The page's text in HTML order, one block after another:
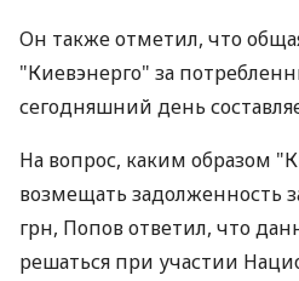
Он также отметил, что
"Киевэнерго" за
сегодняшний день
На вопрос, каким образом
возмещать задолженность
грн, Попов ответил, что
решаться при участии